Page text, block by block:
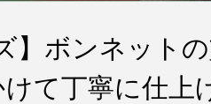
】ボンネット
て丁寧に仕上